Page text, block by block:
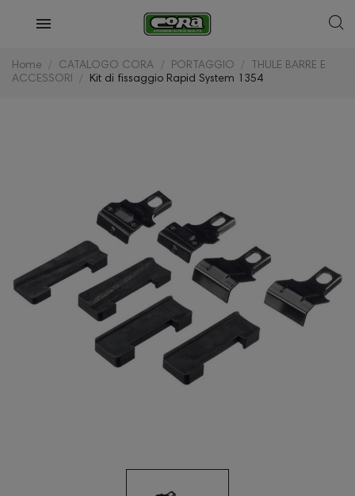
Home CATALOGO CORA PORTAGGIO
THULE BARRE E
ACCESSORI
Kit di fissaggio Rapid System 1354